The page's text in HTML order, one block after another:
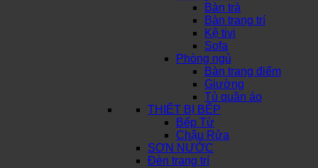
Bàn trà
Bàn trang trí
Kệ tivi
Sofa
Phòng ngủ
Bàn trang điểm
Giường
Tủ quần áo
THIẾT BỊ BẾP
Bếp Từ
Chậu Rửa
SƠN NƯỚC
Đèn trang trí